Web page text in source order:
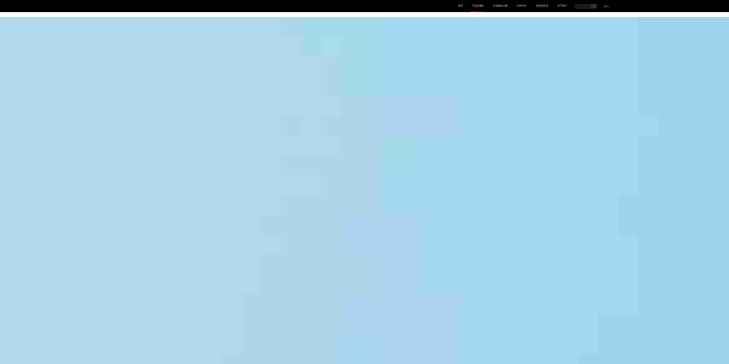
首页 产品及服务 行业解决方案 合作伙伴 投资者关系 关于我们 中EN